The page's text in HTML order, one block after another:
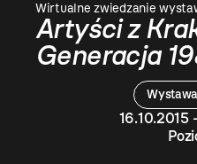
Wirtualne zwiedzanie
16.10.2015
Artyści z
Generacja